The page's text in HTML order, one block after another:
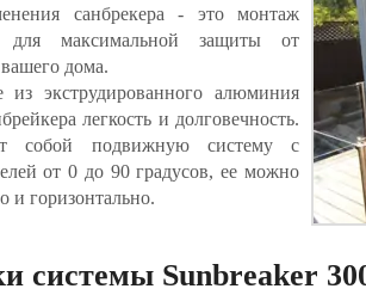
санбрекера - это монтаж
для максимальной защиты от
дома.
экструдированного алюминия
легкость и долговечность.
собой подвижную систему с
от 0 до 90 градусов, ее можно
и горизонтально.
системы Sunbreaker